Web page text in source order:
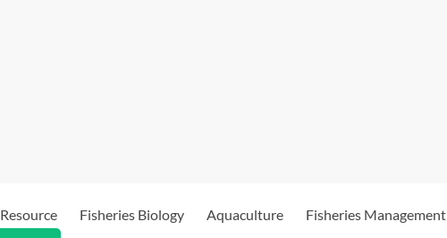
Fisheries Biology Aquaculture Fisheries Management